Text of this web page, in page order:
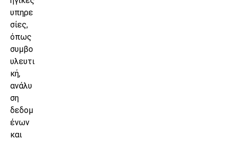
υπηρε
σίες,
όπως
συμβο
υλευτι
κή,
ανάλυ
ση
δεδομ
ένων
και